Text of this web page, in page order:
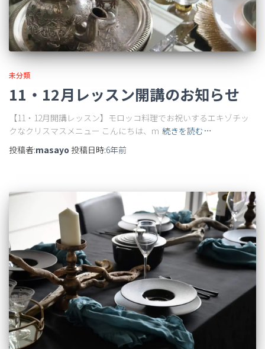
未分類
11・12月レッスン開講のお知らせ
【11・12月開講レッスン】モロッコ料理でお祝いするエキゾチッ
クなクリスマスメニュー こんにちは、m 続きを読む…
投稿者:masayo 投稿日時:6年前